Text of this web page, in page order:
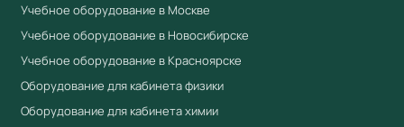
Учебное оборудование в Москве
Учебное оборудование в Новосибирске
Учебное оборудование в Красноярске
Оборудование для кабинета физики
Оборудование для кабинета химии